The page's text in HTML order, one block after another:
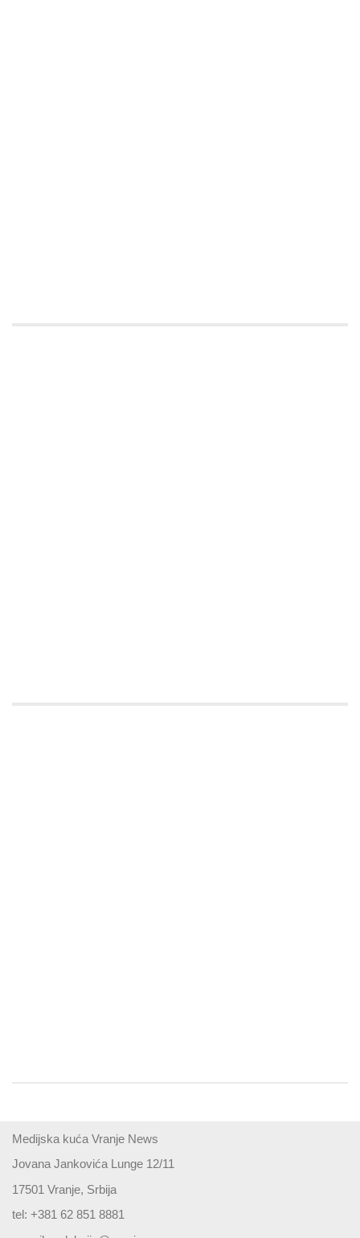
Medijska kuća Vranje News
Jovana Jankovića Lunge 12/11
17501 Vranje, Srbija
tel: +381 62 851 8881